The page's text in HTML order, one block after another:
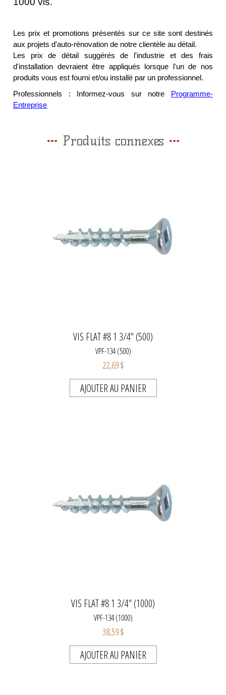
Les prix et promotions présentés sur ce site sont destinés
aux projets d'auto-rénovation de notre clientèle au détail.
Les prix de détail suggérés de l'industrie et des frais
d'installation devraient être appliqués lorsque l'un de nos
produits vous est fourni et/ou installé par un professionnel.
Professionnels : Informez-vous sur notre
Programme-
Entreprise
Produits connexes
VIS FLAT #8 1 3/4'' (500)
VPF-134 (500)
22,69 $
AJOUTER AU PANIER
VIS FLAT #8 1 3/4'' (1000)
VPF-134 (1000)
38,59 $
AJOUTER AU PANIER